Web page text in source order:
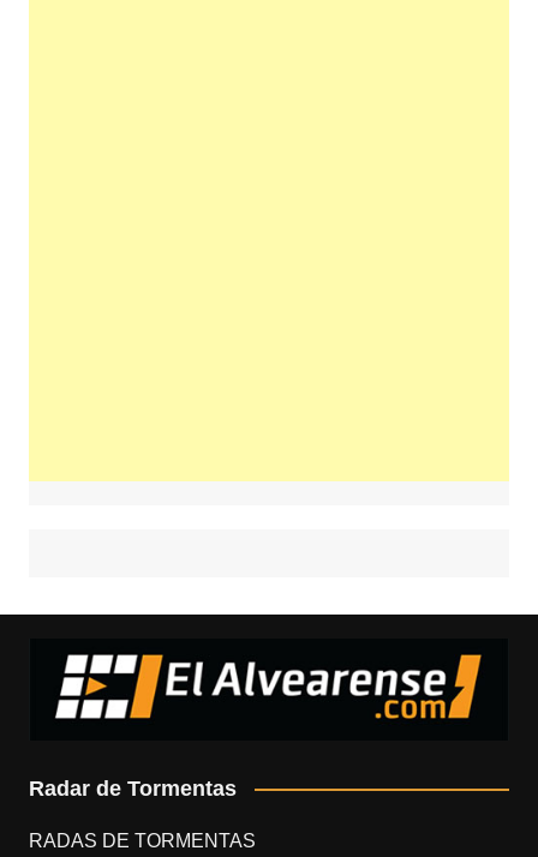
Radar de Tormentas
RADAS DE TORMENTAS